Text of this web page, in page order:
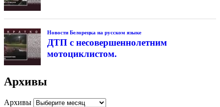
Новости Белорецка на русском языке
ДТП с несовершеннолетним
мотоциклистом.
Архивы
Архивы